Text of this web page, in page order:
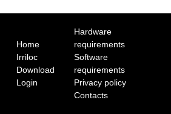
Home
Irriloc
Download
Login
Hardware
requirements
Software
requirements
Privacy policy
Contacts